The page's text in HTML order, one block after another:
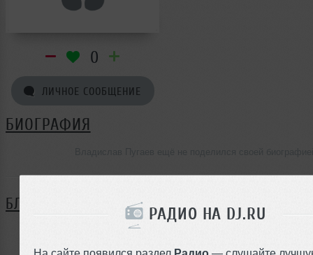
РАДИО НА DJ.RU
На сайте появился раздел Радио — слушайте
0
ЛИЧНОЕ СООБЩЕНИЕ
БИОГРАФИЯ
БЛОГ